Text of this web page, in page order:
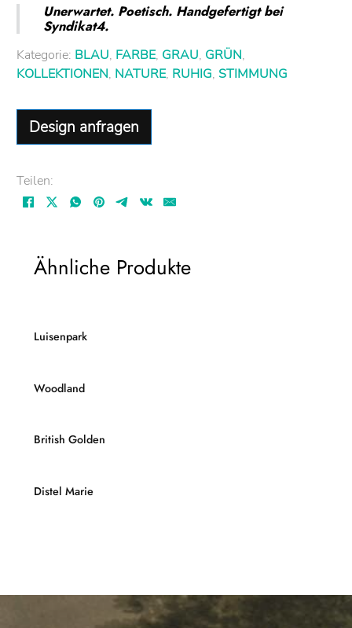
Unerwartet. Poetisch. Handgefertigt bei
Syndikat4.
Kategorie: BLAU, FARBE, GRAU, GRÜN,
KOLLEKTIONEN, NATURE, RUHIG,STIMMUNG
Design anfragen
Teilen:
Ähnliche Produkte
Luisenpark
Woodland
British Golden
Distel Marie